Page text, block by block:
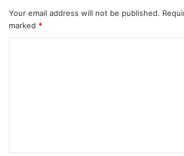
Your email address will not be published.
marked *